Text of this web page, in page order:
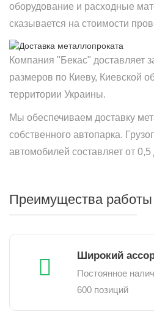
оборудование и расходные
сказывается на стоимости
Компания "Бекас" доставляет
размеров по Киеву, Киевской
территории Украины.
Мы обеспечиваем доставку
собственного автопарка.
автомобилей составляет от
Преимущества
Широкий
Постоянное
600 позиций